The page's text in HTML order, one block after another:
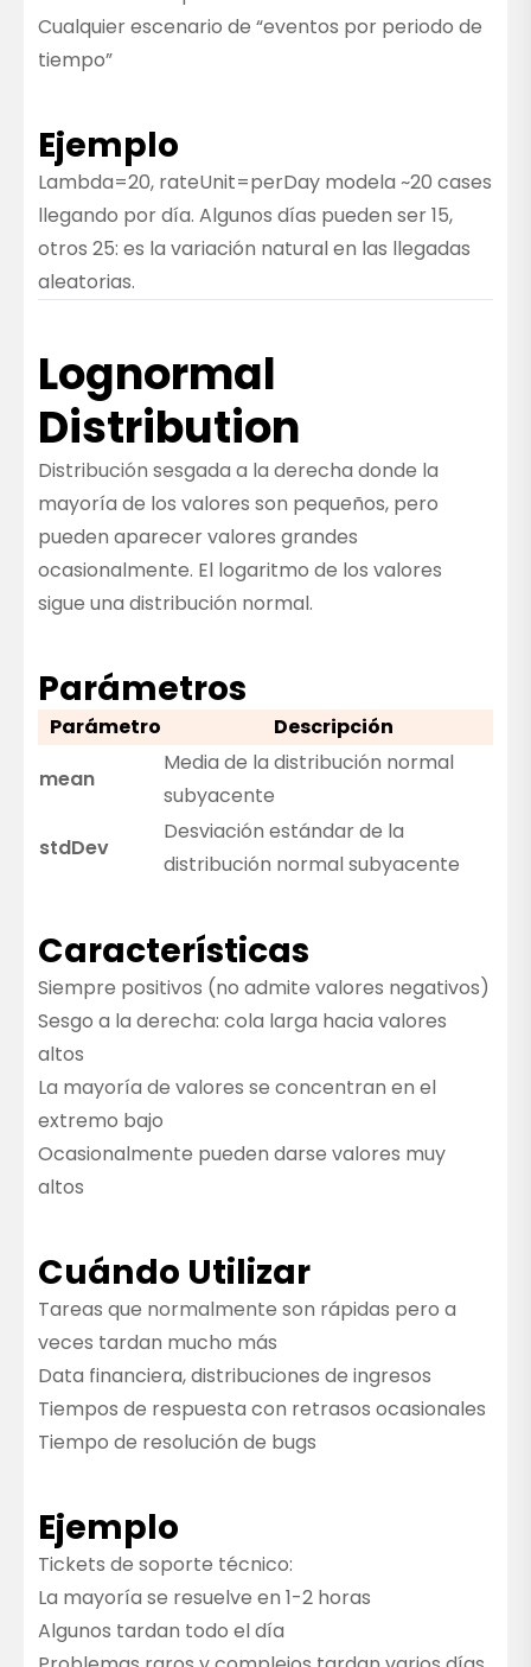
Cualquier escenario de “eventos por periodo de
tiempo”
Ejemplo
Lambda=20, rateUnit=perDay modela ~20 cases
llegando por día. Algunos días pueden ser 15,
otros 25: es la variación natural en las llegadas
aleatorias.
Lognormal
Distribution
Distribución sesgada a la derecha donde la
mayoría de los valores son pequeños, pero
pueden aparecer valores grandes
ocasionalmente. El logaritmo de los valores
sigue una distribución normal.
Parámetros
Parámetro
Descripción
mean
Media de la distribución normal
subyacente
stdDev
Desviación estándar de la
distribución normal subyacente
Características
Siempre positivos (no admite valores negativos)
Sesgo a la derecha: cola larga hacia valores
altos
La mayoría de valores se concentran en el
extremo bajo
Ocasionalmente pueden darse valores muy
altos
Cuándo Utilizar
Tareas que normalmente son rápidas pero a
veces tardan mucho más
Data financiera, distribuciones de ingresos
Tiempos de respuesta con retrasos ocasionales
Tiempo de resolución de bugs
Ejemplo
Tickets de soporte técnico:
La mayoría se resuelve en 1-2 horas
Algunos tardan todo el día